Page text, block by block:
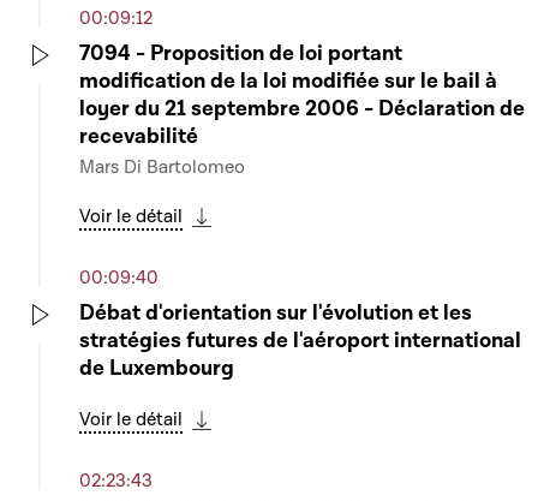
00:09:12
7094 - Proposition de loi portant
modification de la loi modifiée sur le bail à
loyer du 21 septembre 2006 - Déclaration de
recevabilité
Mars Di Bartolomeo
Voir le détail
00:09:40
Débat d'orientation sur l'évolution et les
stratégies futures de l'aéroport international
de Luxembourg
Voir le détail
02:23:43